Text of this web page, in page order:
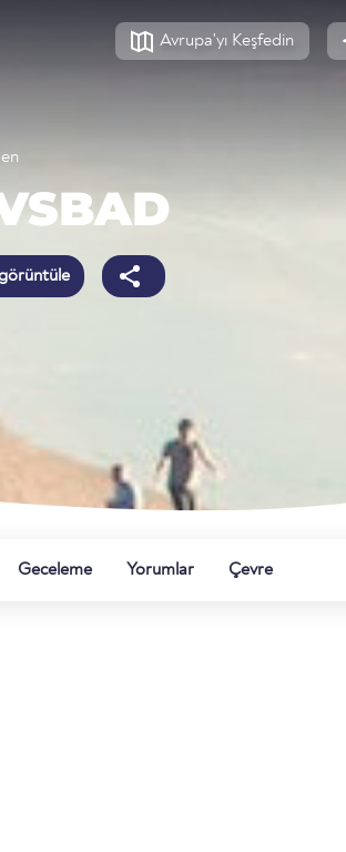
Avrupa'yı Keşfedin
Geceleme Yorumlar Çevre